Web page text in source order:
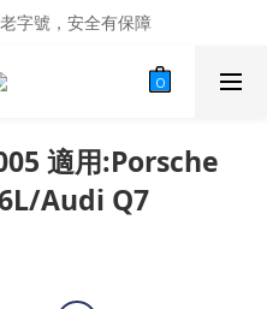
步，建議購買之前先詢問貨況
字號，安全有保障
步，建議購買之前先詢問貨況
適用:Porsche
Audi Q7